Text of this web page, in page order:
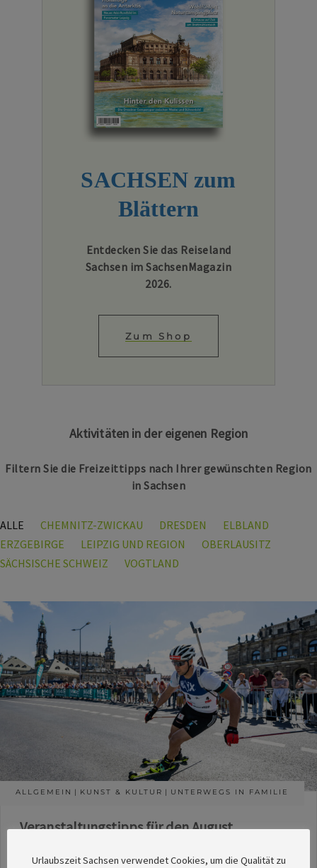
SACHSEN zum
Blättern
Entdecken Sie das Reiseland
Sachsen im SachsenMagazin
2026.
Zum Shop
Aktivitäten in der eigenen Region
Filtern Sie die Freizeittipps nach Ihrer gewünschten Region
in Sachsen
ALLE CHEMNITZ-ZWICKAU DRESDEN
ELBLAND
ERZGEBIRGE
LEIPZIG UND REGION
OBERLAUSITZ
SÄCHSISCHE SCHWEIZ
VOGTLAND
ALLGEMEIN KUNST & KULTUR UNTERWEGS IN FAMILIE
Veranstaltungstipps für den August
Urlaubszeit Sachsen verwendet Cookies, um die Qualität zu